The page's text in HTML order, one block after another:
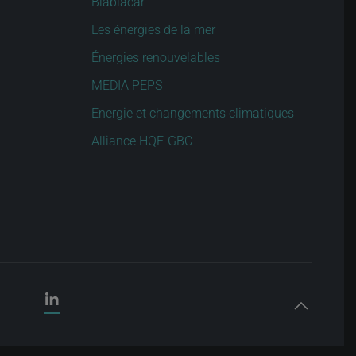
Les énergies de la mer
Énergies renouvelables
MEDIA PEPS
Energie et changements climatiques
Alliance HQE-GBC